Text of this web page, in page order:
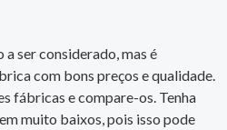
ser considerado, mas é
com bons preços e qualidade.
fábricas e compare-os. Tenha
muito baixos, pois isso pode